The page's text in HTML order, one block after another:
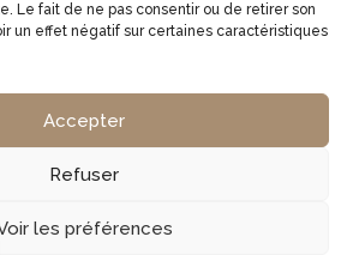
Le fait de ne pas consentir ou de retirer son
un effet négatif sur certaines caractéristiques
Accepter
Refuser
les préférences
LA BOUTIQUE
00027 | APE 1629Z